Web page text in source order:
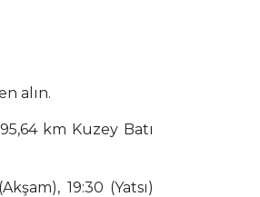
alın.
km Kuzey Batı
19:30 (Yatsı)